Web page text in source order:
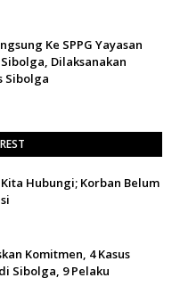
Ke SPPG Yayasan
Dilaksanakan
Sibolga
Hubungi; Korban Belum
Komitmen, 4 Kasus
Sibolga, 9 Pelaku